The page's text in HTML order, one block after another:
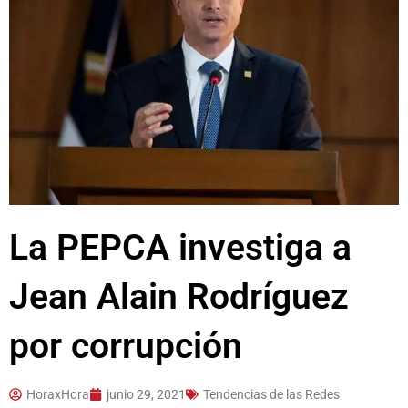
La PEPCA investiga a
Jean Alain Rodríguez
por corrupción
HoraxHora junio 29, 2021 Tendencias de las Redes